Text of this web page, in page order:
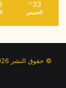
33
℃
الخميس